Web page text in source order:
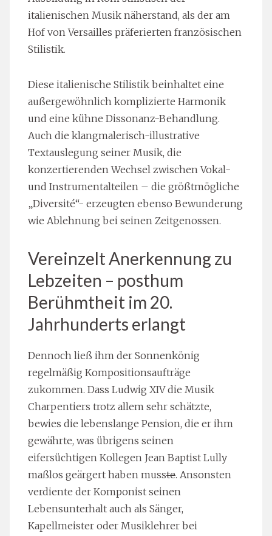
italienischen Musik näherstand, als der am
Hof von Versailles präferierten französischen
Stilistik.
Diese italienische Stilistik beinhaltet eine
außergewöhnlich komplizierte Harmonik
und eine kühne Dissonanz-Behandlung.
Auch die klangmalerisch-illustrative
Textauslegung seiner Musik, die
konzertierenden Wechsel zwischen Vokal-
und Instrumentalteilen – die größtmögliche
„Diversité“- erzeugten ebenso Bewunderung
wie Ablehnung bei seinen Zeitgenossen.
Vereinzelt Anerkennung zu
Lebzeiten – posthum
Berühmtheit im 20.
Jahrhunderts erlangt
Dennoch ließ ihm der Sonnenkönig
regelmäßig Kompositionsaufträge
zukommen. Dass Ludwig XIV die Musik
Charpentiers trotz allem sehr schätzte,
bewies die lebenslange Pension, die er ihm
gewährte, was übrigens seinen
eifersüchtigen Kollegen Jean Baptist Lully
maßlos geärgert haben musste. Ansonsten
verdiente der Komponist seinen
Lebensunterhalt auch als Sänger,
Kapellmeister oder Musiklehrer bei